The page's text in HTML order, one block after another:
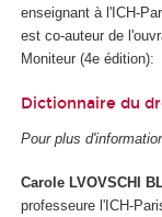
enseignant à l'ICH-
est co-auteur de
Moniteur (4e édition):
Dictionnaire du
Pour plus
Carole LVOVSCHI
professeure l'ICH-